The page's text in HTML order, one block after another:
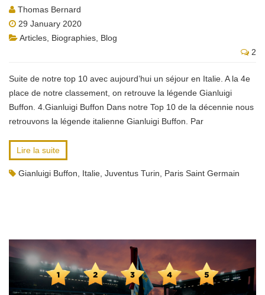
Thomas Bernard
29 January 2020
Articles Biographies Blog
2
Suite de notre top 10 avec aujourd’hui un séjour en Italie. A la 4e
place de notre classement, on retrouve la légende Gianluigi
Buffon. 4.Gianluigi Buffon Dans notre Top 10 de la décennie nous
retrouvons la légende italienne Gianluigi Buffon. Par
Lire la suite
Gianluigi Buffon Italie Juventus Turin Paris Saint Germain